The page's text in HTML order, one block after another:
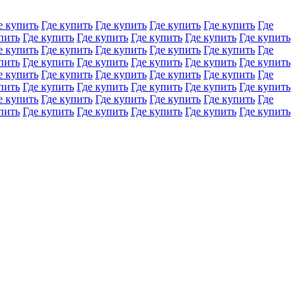
купить Где купить Где купить Где купить Где купить Где
Где купить Где купить Где купить Где купить Где купить
купить Где купить Где купить Где купить Где купить Где
Где купить Где купить Где купить Где купить Где купить
купить Где купить Где купить Где купить Где купить Где
Где купить Где купить Где купить Где купить Где купить
купить Где купить Где купить Где купить Где купить Где
Где купить Где купить Где купить Где купить Где купить